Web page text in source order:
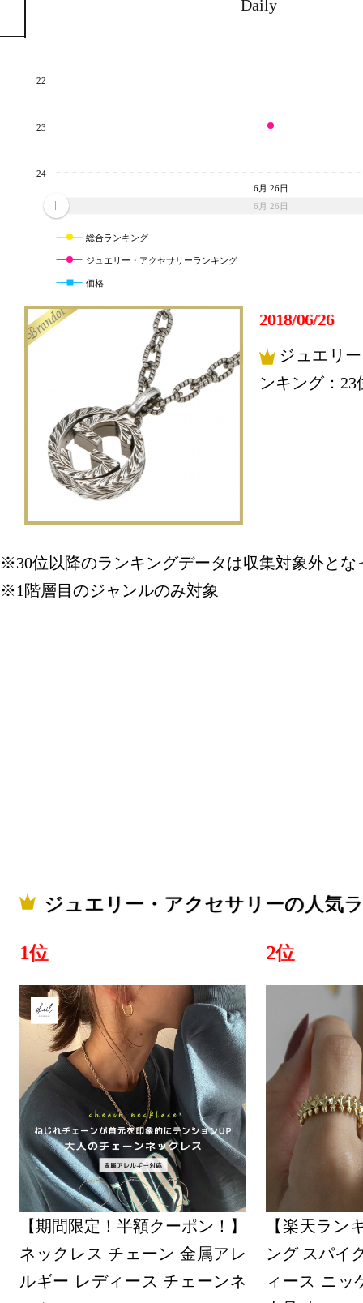
Daily
6月 26日
6月 26日
22
23
24
総合ランキング
ジュエリー・アクセサリーランキング
価格
2018/06/26
ジュエリ
ンキング：23
※30位以降のランキングデータは収集対象外とな
※1階層目のジャンルのみ対象
ジュエリー・アクセサリーの人気
1位
【期間限定！半額クーポン！】
ネックレス チェーン 金属アレ
ルギー レディース チェーンネ
2位
【楽天ラン
ング スパイ
ィース ニッ